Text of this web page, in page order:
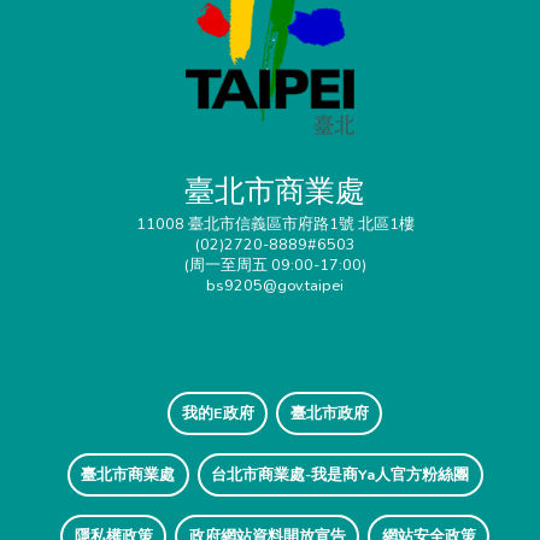
臺北市商業處
11008 臺北市信義區市府路1號 北區1樓
(02)2720-8889#6503
(周一至周五 09:00-17:00)
bs9205@gov.taipei
我的E政府 臺北市政府
臺北市商業處 台北市商業處-我是商Ya人官方粉絲團